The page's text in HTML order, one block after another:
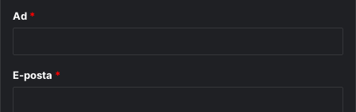
Ad *
E-posta *